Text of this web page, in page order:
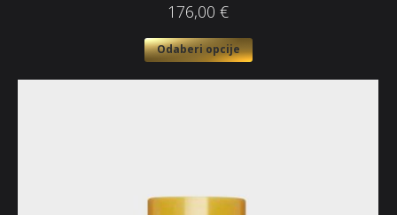
176,00 €
Odaberi opcije